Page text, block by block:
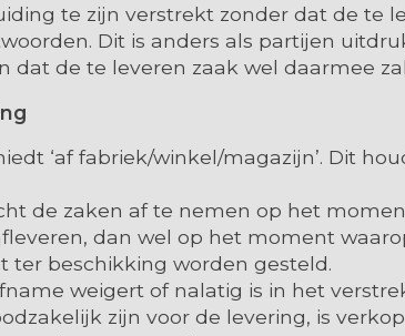
te zijn verstrekt zonder dat de te
Dit is anders als partijen
dat de te leveren zaak wel daarmee
‘af fabriek/winkel/magazijn’. Dit
de zaken af te nemen op het
dan wel op het moment
ter beschikking worden gesteld.
weigert of nalatig is in het
zijn voor de levering, is